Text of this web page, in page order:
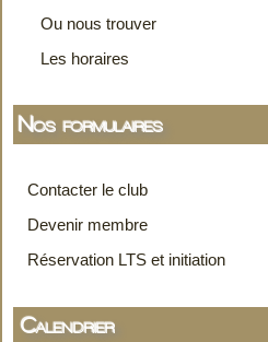
Ou nous trouver
Les horaires
Nos formulaires
Contacter le club
Devenir membre
Réservation LTS et initiation
Calendrier